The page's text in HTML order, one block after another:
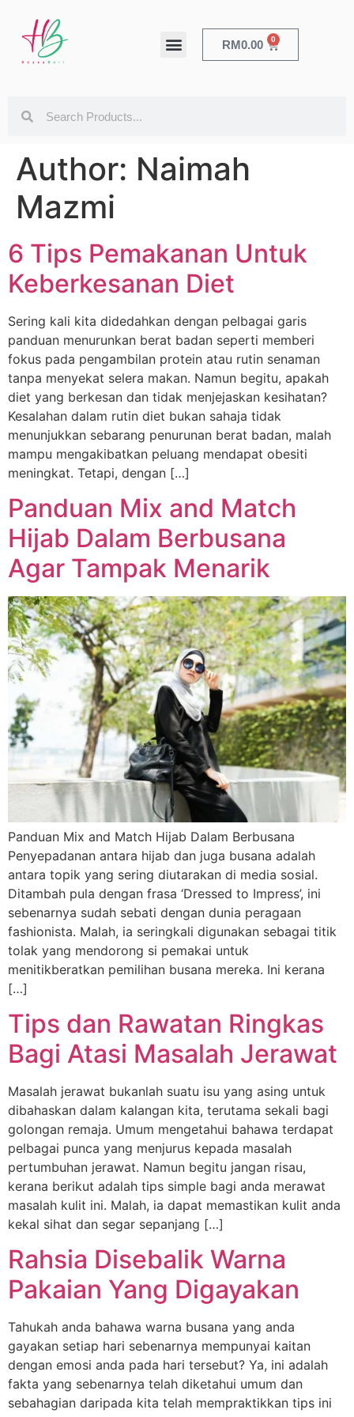
RM0.00 0
Author: Naimah
Mazmi
6 Tips Pemakanan Untuk
Keberkesanan Diet
Sering kali kita didedahkan dengan pelbagai garis
panduan menurunkan berat badan seperti memberi
fokus pada pengambilan protein atau rutin senaman
tanpa menyekat selera makan. Namun begitu, apakah
diet yang berkesan dan tidak menjejaskan kesihatan?
Kesalahan dalam rutin diet bukan sahaja tidak
menunjukkan sebarang penurunan berat badan, malah
mampu mengakibatkan peluang mendapat obesiti
meningkat. Tetapi, dengan […]
Panduan Mix and Match
Hijab Dalam Berbusana
Agar Tampak Menarik
Panduan Mix and Match Hijab Dalam Berbusana
Penyepadanan antara hijab dan juga busana adalah
antara topik yang sering diutarakan di media sosial.
Ditambah pula dengan frasa ‘Dressed to Impress’, ini
sebenarnya sudah sebati dengan dunia peragaan
fashionista. Malah, ia seringkali digunakan sebagai titik
tolak yang mendorong si pemakai untuk
menitikberatkan pemilihan busana mereka. Ini kerana
[…]
Tips dan Rawatan Ringkas
Bagi Atasi Masalah Jerawat
Masalah jerawat bukanlah suatu isu yang asing untuk
dibahaskan dalam kalangan kita, terutama sekali bagi
golongan remaja. Umum mengetahui bahawa terdapat
pelbagai punca yang menjurus kepada masalah
pertumbuhan jerawat. Namun begitu jangan risau,
kerana berikut adalah tips simple bagi anda merawat
masalah kulit ini. Malah, ia dapat memastikan kulit anda
kekal sihat dan segar sepanjang […]
Rahsia Disebalik Warna
Pakaian Yang Digayakan
Tahukah anda bahawa warna busana yang anda
gayakan setiap hari sebenarnya mempunyai kaitan
dengan emosi anda pada hari tersebut? Ya, ini adalah
fakta yang sebenarnya telah diketahui umum dan
sebahagian daripada kita telah mempraktikkan tips ini